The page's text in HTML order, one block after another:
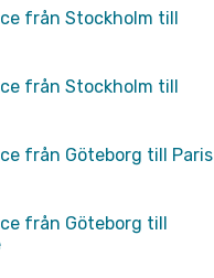
från Stockholm till
från Stockholm till
från Göteborg till Paris
från Göteborg till